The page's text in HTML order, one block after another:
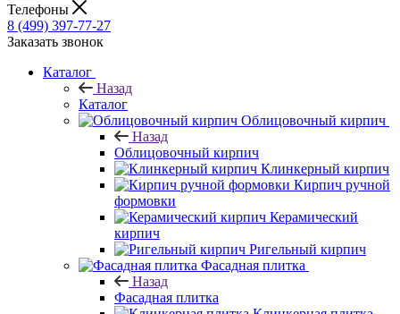
Телефоны
8 (499) 397-77-27
Заказать звонок
Каталог
Назад
Каталог
Облицовочный кирпич
Назад
Облицовочный кирпич
Клинкерный кирпич
Кирпич ручной
формовки
Керамический
кирпич
Ригельный кирпич
Фасадная плитка
Назад
Фасадная плитка